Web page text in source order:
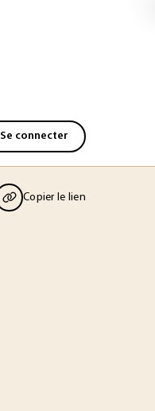
Se connecter
Copier le lien